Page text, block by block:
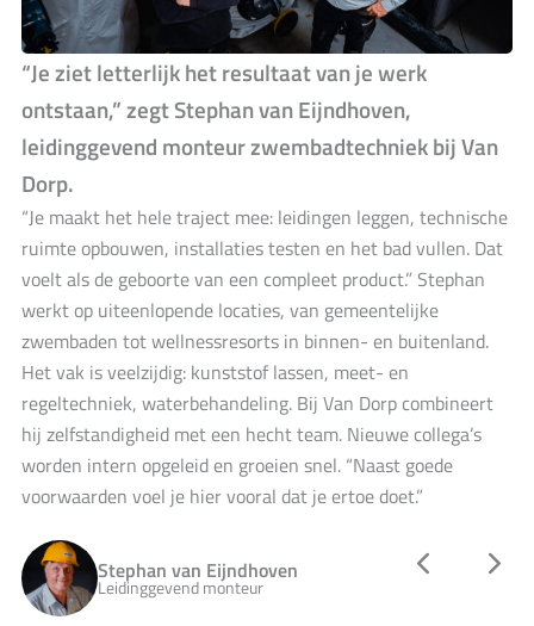
“Je ziet letterlijk het resultaat van je werk
ontstaan,”zegt Stephan van Eijndhoven,
leidinggevend monteur zwembadtechniek bij Van
Dorp.
“Je maakt het hele traject mee: leidingen leggen, technische
ruimte opbouwen, installaties testen en het bad vullen. Dat
voelt als de geboorte van een compleet product.” Stephan
werkt op uiteenlopende locaties, van gemeentelijke
zwembaden tot wellnessresorts in binnen- en buitenland.
Het vak is veelzijdig: kunststof lassen, meet- en
regeltechniek, waterbehandeling. Bij Van Dorp combineert
hij zelfstandigheid met een hecht team. Nieuwe collega’s
worden intern opgeleid en groeien snel. “Naast goede
voorwaarden voel je hier vooral dat je ertoe doet.”
Stephan van Eijndhoven
Leidinggevend monteur